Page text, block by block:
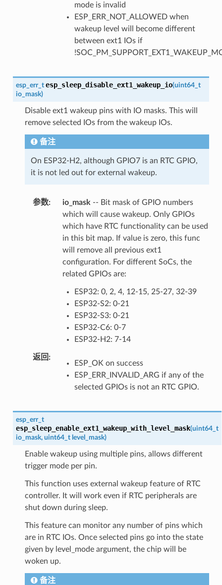
mode is invalid
ESP_ERR_NOT_ALLOWED when
wakeup level will become different
between ext1 IOs if
esp_err_t esp_sleep_disable_ext1_wakeup_io(uint64_t
io_mask)
Disable ext1 wakeup pins with IO masks. This will
remove selected IOs from the wakeup IOs.
备注
On ESP32-H2, although GPIO7 is an RTC GPIO,
it is not led out for external wakeup.
参数: io_mask -- Bit mask of GPIO numbers
which will cause wakeup. Only GPIOs
which have RTC functionality can be used
in this bit map. If value is zero, this func
will remove all previous ext1
configuration. For different SoCs, the
related GPIOs are:
ESP32: 0, 2, 4, 12-15, 25-27, 32-39
ESP32-S2: 0-21
ESP32-S3: 0-21
ESP32-C6: 0-7
ESP32-H2: 7-14
返回 :
ESP_OK on success
ESP_ERR_INVALID_ARG if any of the
selected GPIOs is not an RTC GPIO.
esp_err_t
esp_sleep_enable_ext1_wakeup_with_level_mask(uint64_t
io_mask, uint64_t level_mask)
Enable wakeup using multiple pins, allows different
trigger mode per pin.
This function uses external wakeup feature of RTC
controller. It will work even if RTC peripherals are
shut down during sleep.
This feature can monitor any number of pins which
are in RTC IOs. Once selected pins go into the state
given by level_mode argument, the chip will be
woken up.
备注